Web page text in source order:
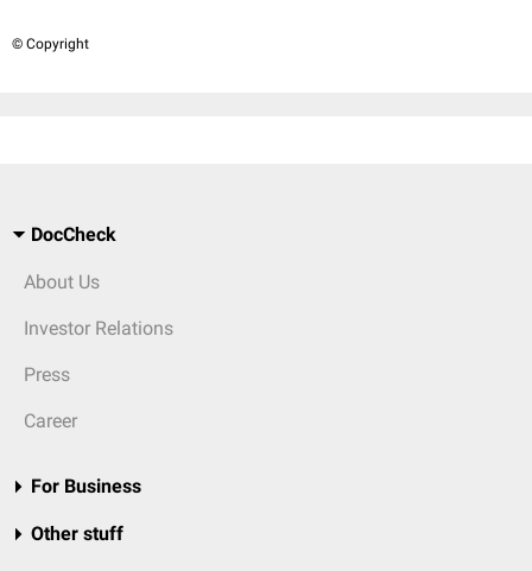
© Copyright
DocCheck
About Us
Investor Relations
Press
Career
For Business
Other stuff